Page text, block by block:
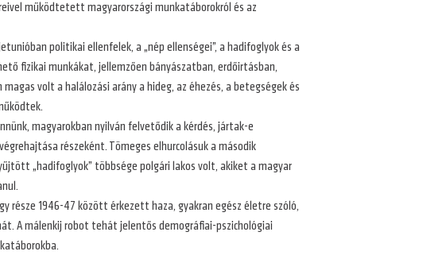
működtetett magyarországi munkatáborokról és az
politikai ellenfelek, a „nép ellenségei”, a hadifoglyok és a
fizikai munkákat, jellemzően bányászatban, erdőirtásban,
volt a halálozási arány a hideg, az éhezés, a betegségek és
magyarokban nyilván felvetődik a kérdés, jártak-e
részeként. Tömeges elhurcolásuk a második
„hadifoglyok” többsége polgári lakos volt, akiket a magyar
része 1946-47 között érkezett haza, gyakran egész életre szóló,
A málenkij robot tehát jelentős demográfiai-pszichológiai